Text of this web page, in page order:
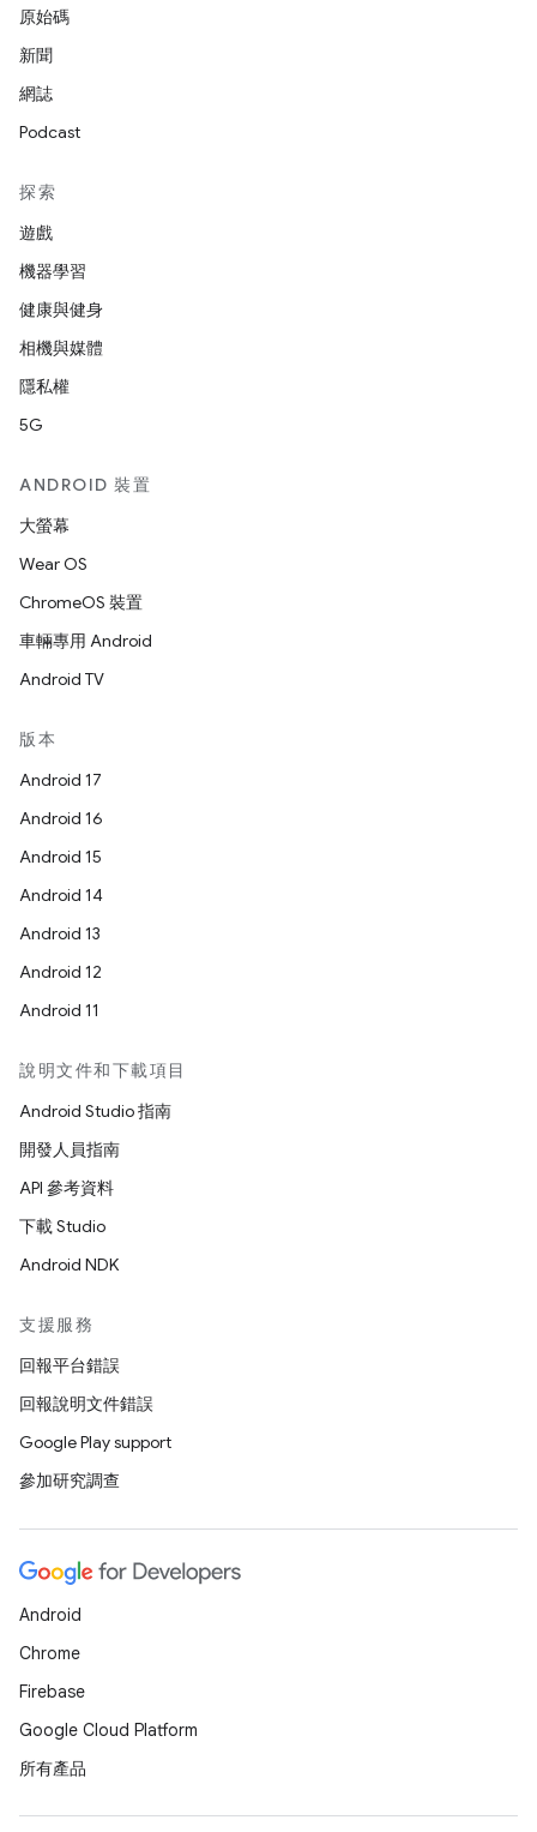
原始碼
新聞
網誌
Podcast
探索
遊戲
機器學習
健康與健身
相機與媒體
隱私權
5G
ANDROID 裝置
大螢幕
Wear OS
ChromeOS 裝置
車輛專用 Android
Android TV
版本
Android 17
Android 16
Android 15
Android 14
Android 13
Android 12
Android 11
說明文件和下載項目
Android Studio 指南
開發人員指南
API 參考資料
下載 Studio
Android NDK
支援服務
回報平台錯誤
回報說明文件錯誤
Google Play support
參加研究調查
Android
Chrome
Firebase
Google Cloud Platform
所有產品